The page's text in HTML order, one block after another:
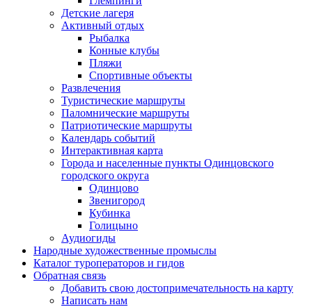
Детские лагеря
Активный отдых
Рыбалка
Конные клубы
Пляжи
Спортивные объекты
Развлечения
Туристические маршруты
Паломнические маршруты
Патриотические маршруты
Календарь событий
Интерактивная карта
Города и населенные пункты Одинцовского
городского округа
Одинцово
Звенигород
Кубинка
Голицыно
Аудиогиды
Народные художественные промыслы
Каталог туроператоров и гидов
Обратная связь
Добавить свою достопримечательность на карту
Написать нам